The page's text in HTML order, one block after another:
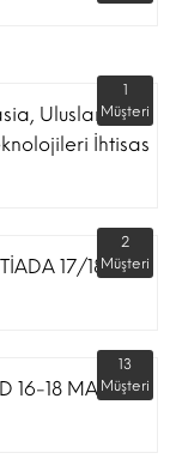
Uluslararası
İhtisas
1
Müşteri
17/18
2
Müşteri
16-18 MART
13
Müşteri